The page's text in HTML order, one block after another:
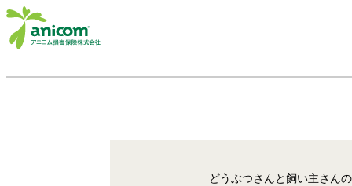
どうぶつさんと飼い主さん